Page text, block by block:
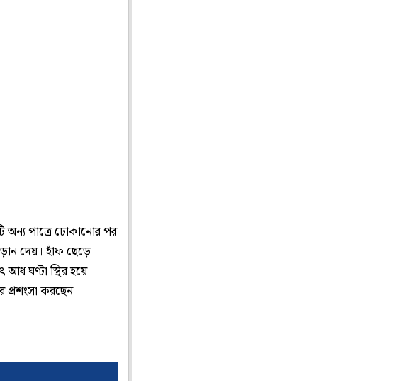
অন্য পাত্রে ঢোকানোর পর
দেয়। হাঁফ ছেড়ে
ঘণ্টা স্থির হয়ে
করছেন।